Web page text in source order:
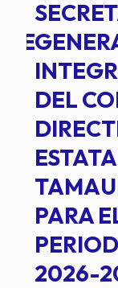
DEL
PARA
2026-